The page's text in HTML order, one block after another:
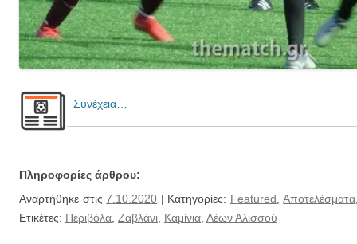
Συνέχεια…
Πληροφορίες άρθρου:
Αναρτήθηκε στις7.10.2020 | Κατηγορίες: Featured ,Αποτελέσματα
Ετικέτες: Περιβόλα Ζαβλάνι Καμίνια Λέων Αλισσού